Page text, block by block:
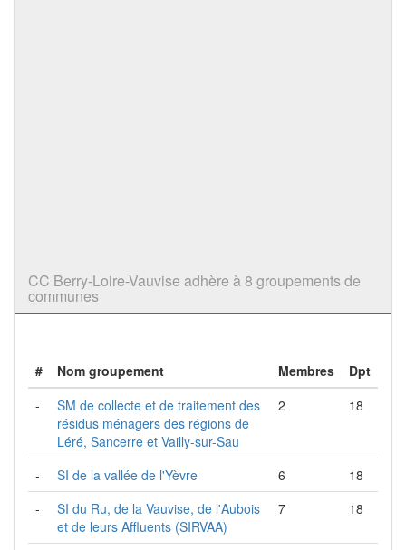
CC Berry-Loire-Vauvise adhère à 8 groupements de
communes
# Nom groupement Membres
Dpt
-
SM de collecte et de traitement des
résidus ménagers des régions de
Léré, Sancerre et Vailly-sur-Sau
2 18
- SI de la vallée de l'Yèvre 6
18
-
SI du Ru, de la Vauvise, de l'Aubois
et de leurs Affluents (SIRVAA)
7 18